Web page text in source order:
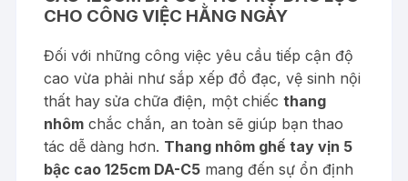
CHO CÔNG VIỆC HẰNG NGÀY
Đối với những công việc yêu cầu tiếp cận độ
cao vừa phải như sắp xếp đồ đạc, vệ sinh nội
thất hay sửa chữa điện, một chiếcthang
nhôm chắc chắn, an toàn sẽ giúp bạn thao
tác dễ dàng hơn. Thang nhôm ghế tay vịn 5
bậc cao 125cm DA-C5 mang đến sự ổn định